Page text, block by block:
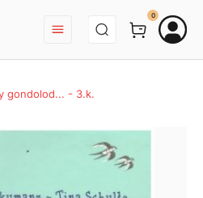
BEJELENTKEZÉS
0
gondolod... - 3.k.